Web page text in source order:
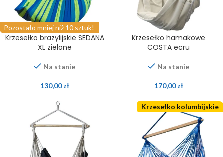
Pozostało mniej niż 10 sztuk!
Krzesełko brazylijskie SEDANA
XL zielone
Na stanie
130,00zł
Krzesełko hamakowe
COSTA ecru
Na stanie
170,00zł
Krzesełko kolumbijskie